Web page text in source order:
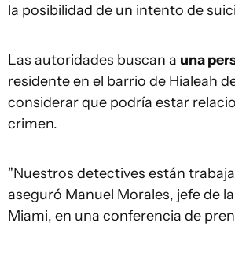
la posibilidad de un intento de
Las autoridades buscan a una
residente en el barrio de Hialeah
considerar que podría estar
crimen.
"Nuestros detectives están
aseguró Manuel Morales, jefe de
Miami, en una conferencia de